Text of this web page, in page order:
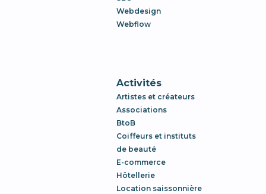
Webdesign
Webflow
Activités
Artistes et créateurs
Associations
BtoB
Coiffeurs et instituts
de beauté
E-commerce
Hôtellerie
Location saissonnière